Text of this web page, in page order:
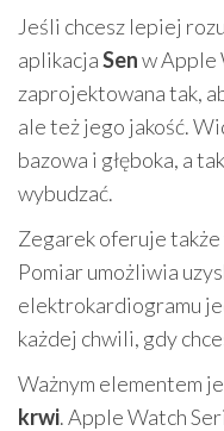
Jeśli chcesz lepiej
aplikacjaSenw Apple
zaprojektowana tak,
ale też jego jakość.
bazowa i głęboka, a
wybudzać.
Zegarek oferuje także
Pomiar umożliwia
elektrokardiogramu
każdej chwili, gdy
Ważnym elementem
krwi. Apple Watch